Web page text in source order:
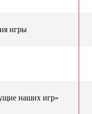
игры
наших игр»